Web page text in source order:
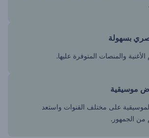
بسهولة
والمنصات المتوفرة عليها.
موسيقية
على مختلف القنوات واستعد
الجمهور.